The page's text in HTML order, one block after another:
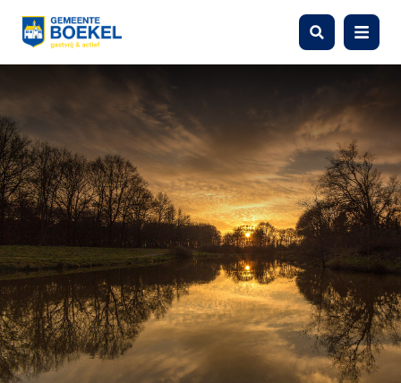
Zoeken Menu